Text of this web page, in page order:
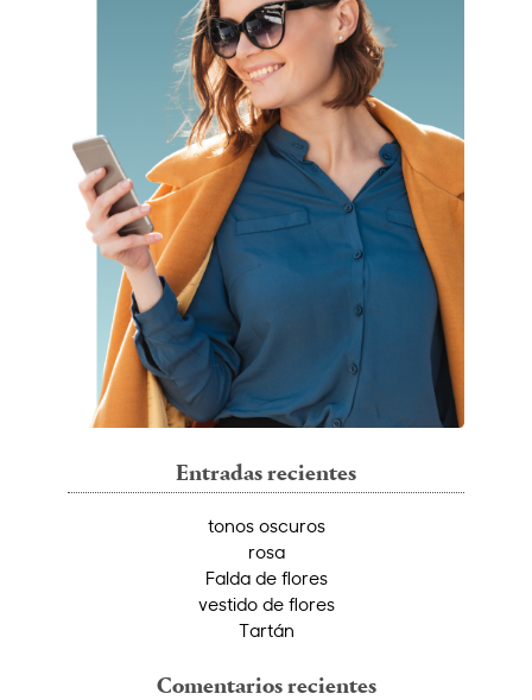
Entradas recientes
tonos oscuros
rosa
Falda de flores
vestido de flores
Tartán
Comentarios recientes